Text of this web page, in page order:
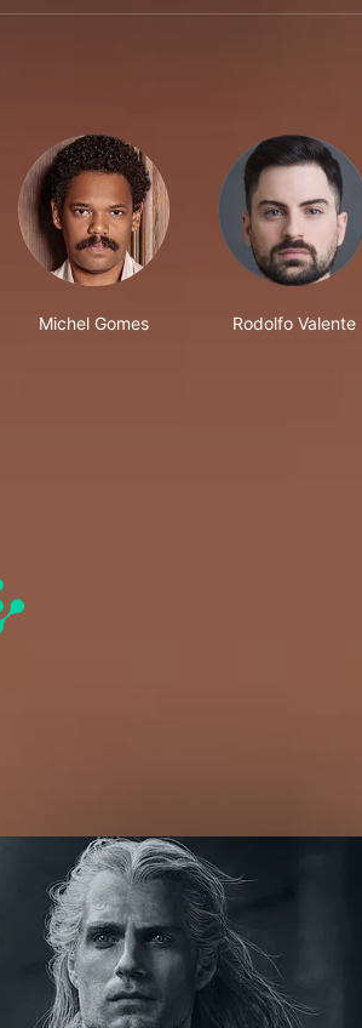
Michel Gomes Rodolfo Valente